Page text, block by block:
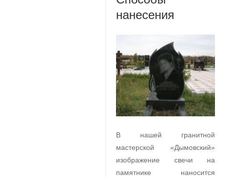
нанесения
В нашей гранитной
мастерской «Дымовский»
изображение свечи на
памятнике наносится